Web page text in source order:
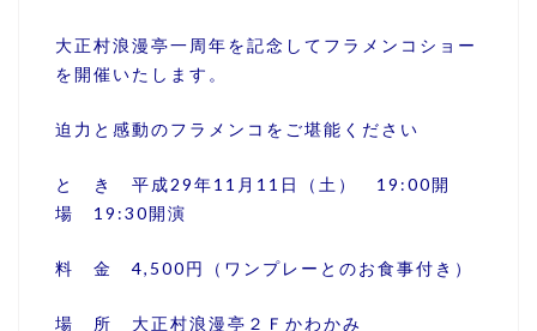
大正村浪漫亭一周年を記念してフラメンコショー
を開催いたします。
迫力と感動のフラメンコをご堪能ください
と き 平成29年11月11日（土） 19:00開
場 19:30開演
料 金 4,500円（ワンプレーとのお食事付き）
場 所 大正村浪漫亭２Ｆかわかみ